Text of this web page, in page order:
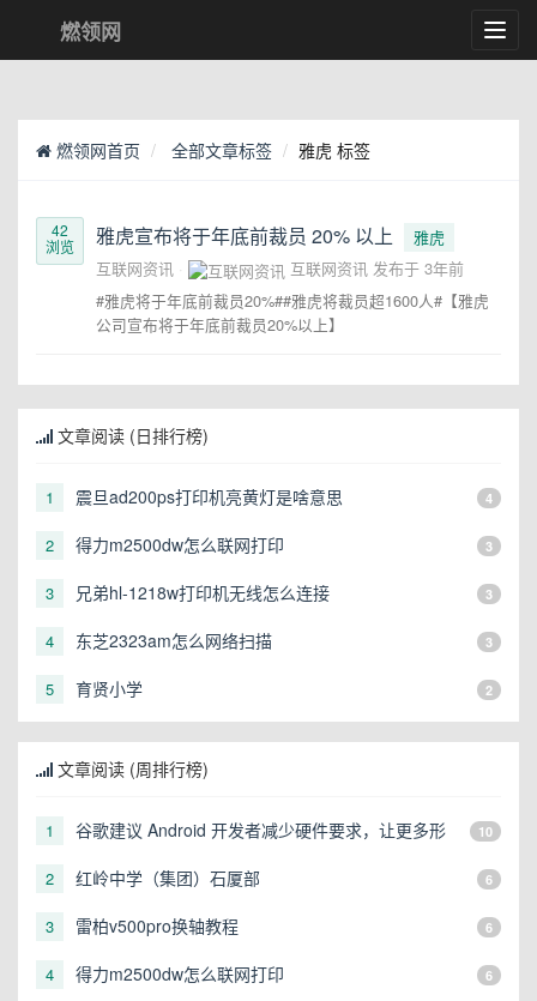
燃领网
燃领网首页 全部文章标签 雅虎 标签
42
浏览
雅虎宣布将于年底前裁员 20% 以上
雅虎
互联网资讯
互联网资讯 发布于 3年前
#雅虎将于年底前裁员20%##雅虎将裁员超1600人#【雅虎
公司宣布将于年底前裁员20%以上】
文章阅读 (日排行榜)
1 震旦ad200ps打印机亮黄灯是啥意思 4
2 得力m2500dw怎么联网打印 3
3 兄弟hl-1218w打印机无线怎么连接 3
4 东芝2323am怎么网络扫描 3
5 育贤小学 2
文章阅读 (周排行榜)
1
谷歌建议 Android 开发者减少硬件要求，让更多形
10
2 红岭中学（集团）石厦部 6
3 雷柏v500pro换轴教程 6
4 得力m2500dw怎么联网打印 6